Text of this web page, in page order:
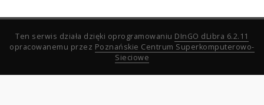
Ten serwis działa dzięki oprogramowaniu DInGO dLibra 6.2.11
opracowanemu przez Poznańskie Centrum Superkomputerowo-
Sieciowe